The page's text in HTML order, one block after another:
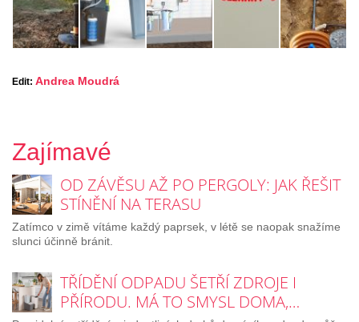
Edit: Andrea Moudrá
Zajímavé
OD ZÁVĚSU AŽ PO PERGOLY: JAK ŘEŠIT
STÍNĚNÍ NA TERASU
Zatímco v zimě vítáme každý paprsek, v létě se naopak snažíme
slunci účinně bránit.
TŘÍDĚNÍ ODPADU ŠETŘÍ ZDROJE I
PŘÍRODU. MÁ TO SMYSL DOMA,…